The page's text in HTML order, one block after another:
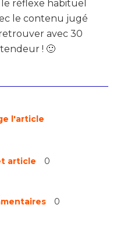
réflexe habituel
le contenu jugé
avec 30
! 🙂
l'article
article 0
0